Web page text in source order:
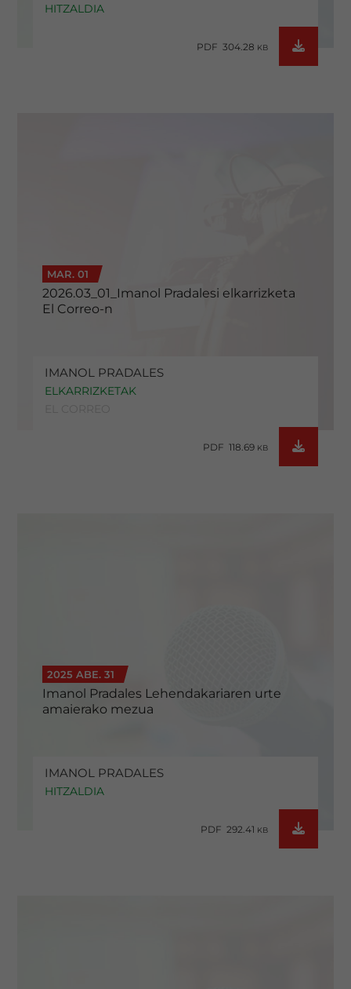
HITZALDIA
PDF 304.28 KB
MAR. 01
2026.03_01_Imanol Pradalesi elkarrizketa
El Correo-n
IMANOL PRADALES
ELKARRIZKETAK
PDF 118.69 KB
2025 ABE. 31
Imanol Pradales Lehendakariaren urte
amaierako mezua
IMANOL PRADALES
HITZALDIA
PDF 292.41 KB